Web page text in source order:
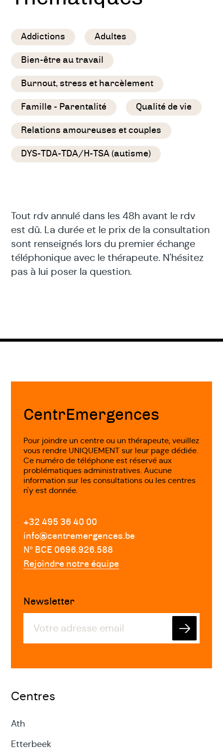
Addictions Adultes
Bien-être au travail
Burnout, stress et harcèlement
Famille - Parentalité Qualité de vie
Relations amoureuses et couples
DYS-TDA-TDA/H-TSA (autisme)
Tout rdv annulé dans les 48h avant le rdv
est dû. La durée et le prix de la consultation
sont renseignés lors du premier échange
téléphonique avec le thérapeute. N'hésitez
pas à lui poser la question.
Fin
CentrEmergences
Pour joindre un centre ou un thérapeute, veuillez
vous rendre UNIQUEMENT sur leur page dédiée.
Ce numéro de téléphone est réservé aux
problématiques administratives. Aucune
information sur les consultations ou les centres
n'y est donnée.
+32 495 36 40 00
info@centremergences.be
Nº BCE 0696.926.588
Rejoindre notre équipe
Newsletter
Centres
Ath
Etterbeek